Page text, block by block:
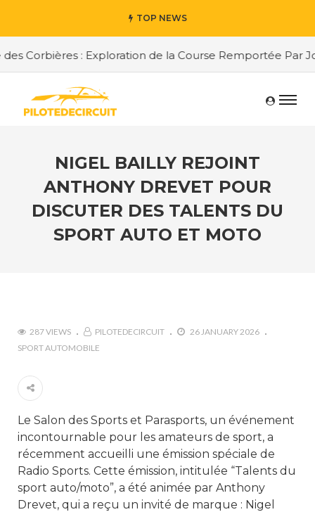
TOP NEWS
Corbières : Exploration de la Course Remportée Par
NIGEL BAILLY REJOINT
ANTHONY DREVET POUR
DISCUTER DES TALENTS DU
SPORT AUTO ET MOTO
287 VIEWS PILOTEDECIRCUIT
26 JANUARY 2026
SPORT AUTOMOBILE
Le Salon des Sports et Parasports, un événement
incontournable pour les amateurs de sport, a
récemment accueilli une émission spéciale de
Radio Sports. Cette émission, intitulée “Talents du
sport auto/moto”, a été animée par Anthony
Drevet, qui a reçu un invité de marque : Nigel